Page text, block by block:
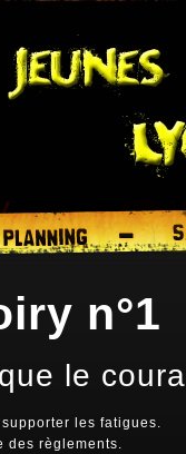
n°1
le
les fatigues.
des règlements.